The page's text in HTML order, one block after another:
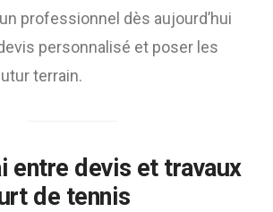
professionnel dès aujourd’hui
personnalisé et poser les
terrain.
entre devis et travaux
de tennis